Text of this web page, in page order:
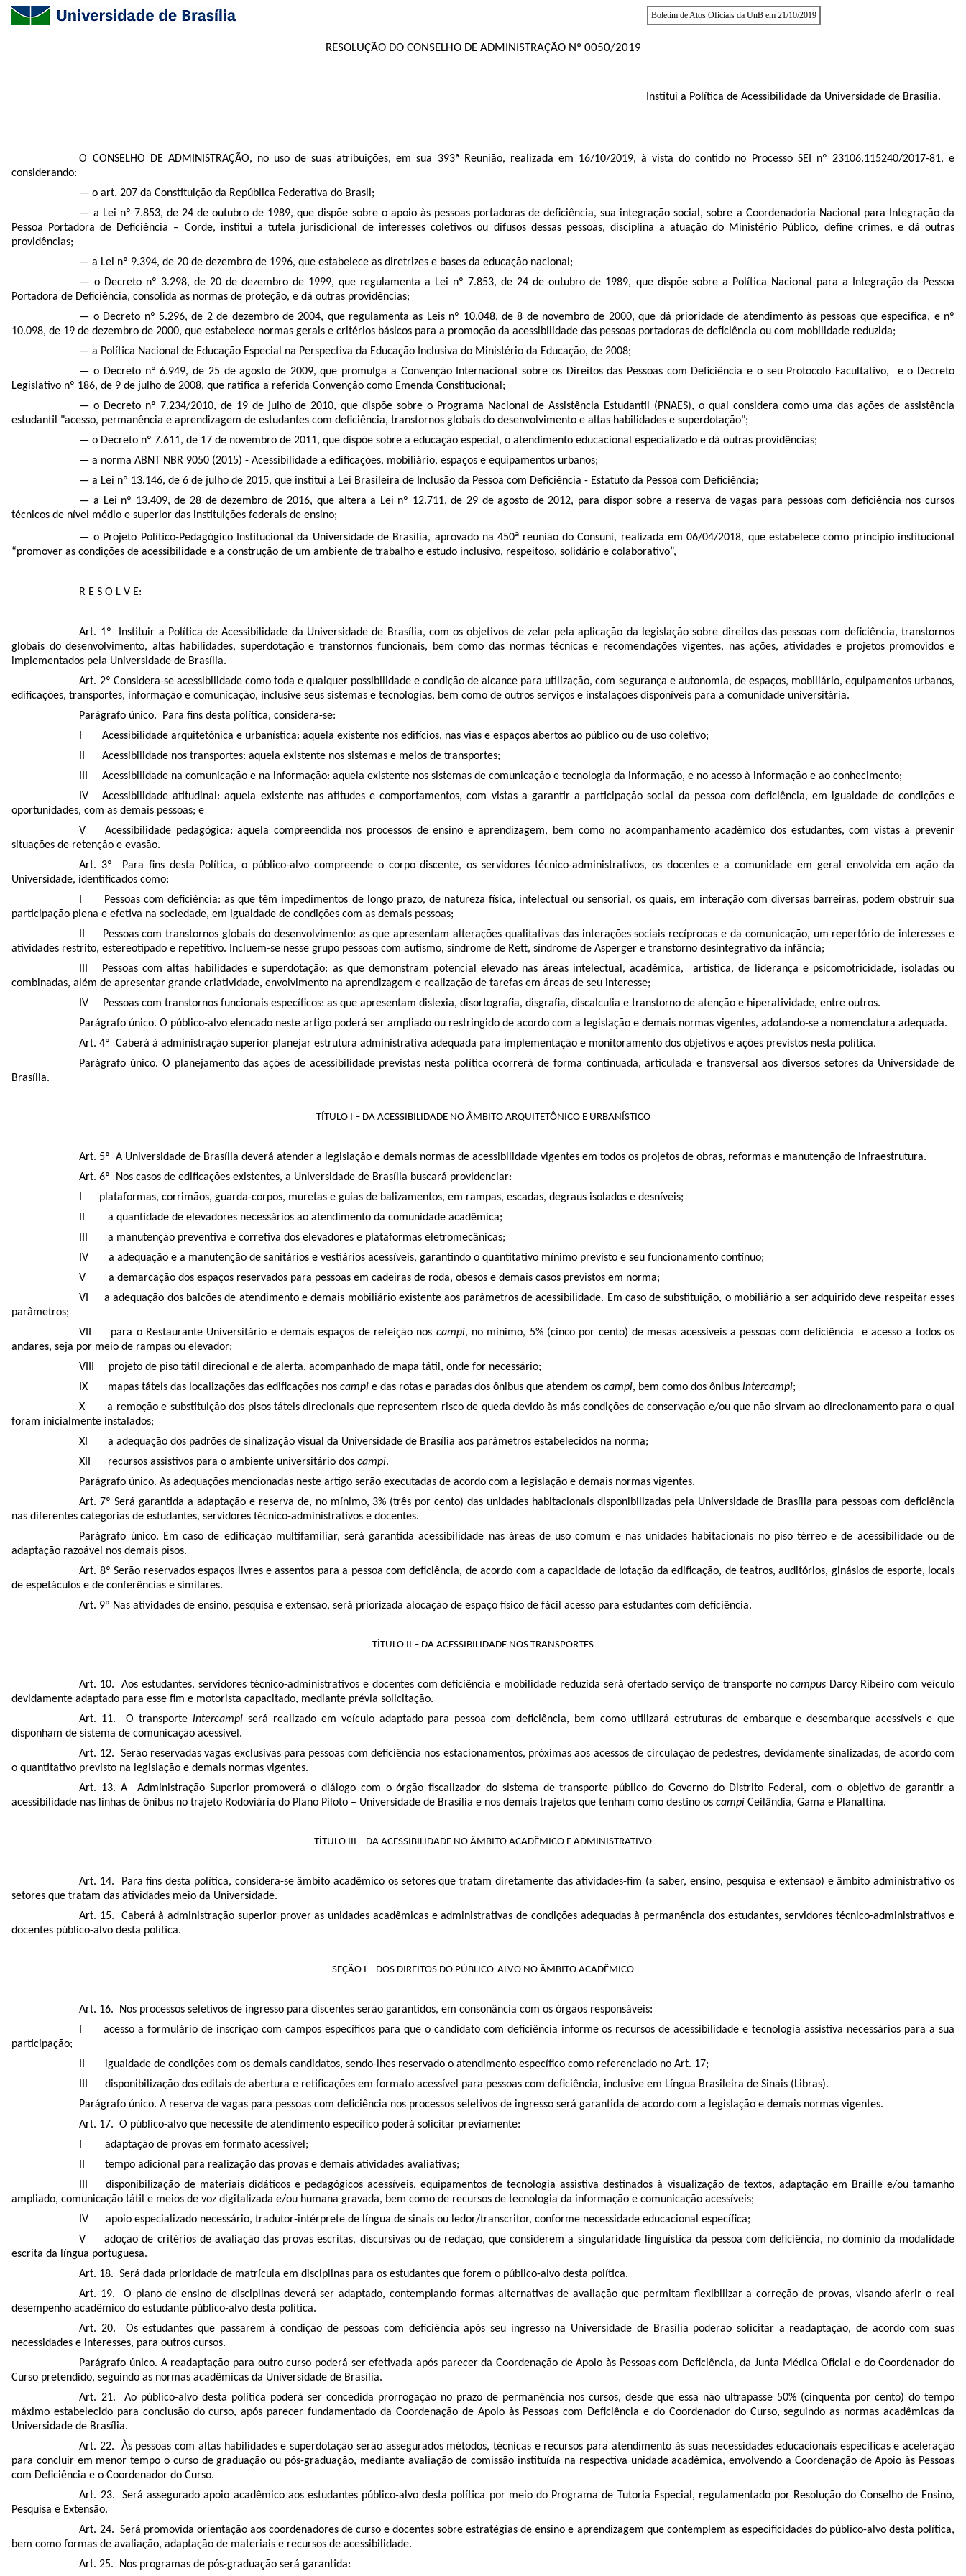
Boletim de Atos Oficiais da UnB em 21/10/2019
RESOLUÇÃO DO CONSELHO DE ADMINISTRAÇÃO Nº 0050/2019
Institui a Política de Acessibilidade da Universidade de Brasília.
O CONSELHO DE ADMINISTRAÇÃO, no uso de suas atribuições, em sua 393ª Reunião, realizada em 16/10/2019, à vista do contido no Processo SEI nº 23106.115240/2017-81, e
considerando:
— o art. 207 da Constituição da República Federativa do Brasil;
— a Lei nº 7.853, de 24 de outubro de 1989, que dispõe sobre o apoio às pessoas portadoras de deficiência, sua integração social, sobre a Coordenadoria Nacional para Integração da
Pessoa Portadora de Deficiência – Corde, institui a tutela jurisdicional de interesses coletivos ou difusos dessas pessoas, disciplina a atuação do Ministério Público, define crimes, e dá outras
providências;
— a Lei nº 9.394, de 20 de dezembro de 1996, que estabelece as diretrizes e bases da educação nacional;
— o Decreto nº 3.298, de 20 de dezembro de 1999, que regulamenta a Lei nº 7.853, de 24 de outubro de 1989, que dispõe sobre a Política Nacional para a Integração da Pessoa
Portadora de Deficiência, consolida as normas de proteção, e dá outras providências;
— o Decreto nº 5.296, de 2 de dezembro de 2004, que regulamenta as Leis nº 10.048, de 8 de novembro de 2000, que dá prioridade de atendimento às pessoas que especifica, e nº
10.098, de 19 de dezembro de 2000, que estabelece normas gerais e critérios básicos para a promoção da acessibilidade das pessoas portadoras de deficiência ou com mobilidade reduzida;
— a Política Nacional de Educação Especial na Perspectiva da Educação Inclusiva do Ministério da Educação, de 2008;
— o Decreto nº 6.949, de 25 de agosto de 2009, que promulga a Convenção Internacional sobre os Direitos das Pessoas com Deficiência e o seu Protocolo Facultativo, e o Decreto
Legislativo nº 186, de 9 de julho de 2008, que ratifica a referida Convenção como Emenda Constitucional;
— o Decreto nº 7.234/2010, de 19 de julho de 2010, que dispõe sobre o Programa Nacional de Assistência Estudantil (PNAES), o qual considera como uma das ações de assistência
estudantil "acesso, permanência e aprendizagem de estudantes com deficiência, transtornos globais do desenvolvimento e altas habilidades e superdotação";
— o Decreto nº 7.611, de 17 de novembro de 2011, que dispõe sobre a educação especial, o atendimento educacional especializado e dá outras providências;
— a norma ABNT NBR 9050 (2015) - Acessibilidade a edificações, mobiliário, espaços e equipamentos urbanos;
— a Lei nº 13.146, de 6 de julho de 2015, que institui a Lei Brasileira de Inclusão da Pessoa com Deficiência - Estatuto da Pessoa com Deficiência;
— a Lei nº 13.409, de 28 de dezembro de 2016, que altera a Lei nº 12.711, de 29 de agosto de 2012, para dispor sobre a reserva de vagas para pessoas com deficiência nos cursos
técnicos de nível médio e superior das instituições federais de ensino;
— o Projeto Político-Pedagógico Institucional da Universidade de Brasília, aprovado na 450a reunião do Consuni, realizada em 06/04/2018, que estabelece como princípio institucional
“promover as condições de acessibilidade e a construção de um ambiente de trabalho e estudo inclusivo, respeitoso, solidário e colaborativo”,
R E S O L V E:
Art. 1º Instituir a Política de Acessibilidade da Universidade de Brasília, com os objetivos de zelar pela aplicação da legislação sobre direitos das pessoas com deficiência, transtornos
globais do desenvolvimento, altas habilidades, superdotação e transtornos funcionais, bem como das normas técnicas e recomendações vigentes, nas ações, atividades e projetos promovidos e
implementados pela Universidade de Brasília.
Art. 2º Considera-se acessibilidade como toda e qualquer possibilidade e condição de alcance para utilização, com segurança e autonomia, de espaços, mobiliário, equipamentos urbanos,
edificações, transportes, informação e comunicação, inclusive seus sistemas e tecnologias, bem como de outros serviços e instalações disponíveis para a comunidade universitária.
Parágrafo único. Para fins desta política, considera-se:
I Acessibilidade arquitetônica e urbanística: aquela existente nos edifícios, nas vias e espaços abertos ao público ou de uso coletivo;
II Acessibilidade nos transportes: aquela existente nos sistemas e meios de transportes;
III Acessibilidade na comunicação e na informação: aquela existente nos sistemas de comunicação e tecnologia da informação, e no acesso à informação e ao conhecimento;
IV Acessibilidade atitudinal: aquela existente nas atitudes e comportamentos, com vistas a garantir a participação social da pessoa com deficiência, em igualdade de condições e
oportunidades, com as demais pessoas; e
V Acessibilidade pedagógica: aquela compreendida nos processos de ensino e aprendizagem, bem como no acompanhamento acadêmico dos estudantes, com vistas a prevenir
situações de retenção e evasão.
Art. 3º Para fins desta Política, o público-alvo compreende o corpo discente, os servidores técnico-administrativos, os docentes e a comunidade em geral envolvida em ação da
Universidade, identificados como:
I Pessoas com deficiência: as que têm impedimentos de longo prazo, de natureza física, intelectual ou sensorial, os quais, em interação com diversas barreiras, podem obstruir sua
participação plena e efetiva na sociedade, em igualdade de condições com as demais pessoas;
II Pessoas com transtornos globais do desenvolvimento: as que apresentam alterações qualitativas das interações sociais recíprocas e da comunicação, um repertório de interesses e
atividades restrito, estereotipado e repetitivo. Incluem-se nesse grupo pessoas com autismo, síndrome de Rett, síndrome de Asperger e transtorno desintegrativo da infância;
III Pessoas com altas habilidades e superdotação: as que demonstram potencial elevado nas áreas intelectual, acadêmica, artística, de liderança e psicomotricidade, isoladas ou
combinadas, além de apresentar grande criatividade, envolvimento na aprendizagem e realização de tarefas em áreas de seu interesse;
IV Pessoas com transtornos funcionais específicos: as que apresentam dislexia, disortografia, disgrafia, discalculia e transtorno de atenção e hiperatividade, entre outros.
Parágrafo único. O público-alvo elencado neste artigo poderá ser ampliado ou restringido de acordo com a legislação e demais normas vigentes, adotando-se a nomenclatura adequada.
Art. 4º Caberá à administração superior planejar estrutura administrativa adequada para implementação e monitoramento dos objetivos e ações previstos nesta política.
Parágrafo único. O planejamento das ações de acessibilidade previstas nesta política ocorrerá de forma continuada, articulada e transversal aos diversos setores da Universidade de
Brasília.
TÍTULO I – DA ACESSIBILIDADE NO ÂMBITO ARQUITETÔNICO E URBANÍSTICO
Art. 5º A Universidade de Brasília deverá atender a legislação e demais normas de acessibilidade vigentes em todos os projetos de obras, reformas e manutenção de infraestrutura.
Art. 6º Nos casos de edificações existentes, a Universidade de Brasília buscará providenciar:
I plataformas, corrimãos, guarda-corpos, muretas e guias de balizamentos, em rampas, escadas, degraus isolados e desníveis;
II a quantidade de elevadores necessários ao atendimento da comunidade acadêmica;
III a manutenção preventiva e corretiva dos elevadores e plataformas eletromecânicas;
IV a adequação e a manutenção de sanitários e vestiários acessíveis, garantindo o quantitativo mínimo previsto e seu funcionamento contínuo;
V a demarcação dos espaços reservados para pessoas em cadeiras de roda, obesos e demais casos previstos em norma;
VI a adequação dos balcões de atendimento e demais mobiliário existente aos parâmetros de acessibilidade. Em caso de substituição, o mobiliário a ser adquirido deve respeitar esses
parâmetros;
VII para o Restaurante Universitário e demais espaços de refeição nos campi, no mínimo, 5% (cinco por cento) de mesas acessíveis a pessoas com deficiência e acesso a todos os
andares, seja por meio de rampas ou elevador;
VIII projeto de piso tátil direcional e de alerta, acompanhado de mapa tátil, onde for necessário;
IX mapas táteis das localizações das edificações noscampi e das rotas e paradas dos ônibus que atendem oscampi, bem como dos ônibusintercampi;
X a remoção e substituição dos pisos táteis direcionais que representem risco de queda devido às más condições de conservação e/ou que não sirvam ao direcionamento para o qual
foram inicialmente instalados;
XI a adequação dos padrões de sinalização visual da Universidade de Brasília aos parâmetros estabelecidos na norma;
XII recursos assistivos para o ambiente universitário doscampi.
Parágrafo único. As adequações mencionadas neste artigo serão executadas de acordo com a legislação e demais normas vigentes.
Art. 7º Será garantida a adaptação e reserva de, no mínimo, 3% (três por cento) das unidades habitacionais disponibilizadas pela Universidade de Brasília para pessoas com deficiência
nas diferentes categorias de estudantes, servidores técnico-administrativos e docentes.
Parágrafo único. Em caso de edificação multifamiliar, será garantida acessibilidade nas áreas de uso comum e nas unidades habitacionais no piso térreo e de acessibilidade ou de
adaptação razoável nos demais pisos.
Art. 8º Serão reservados espaços livres e assentos para a pessoa com deficiência, de acordo com a capacidade de lotação da edificação, de teatros, auditórios, ginásios de esporte, locais
de espetáculos e de conferências e similares.
Art. 9º Nas atividades de ensino, pesquisa e extensão, será priorizada alocação de espaço físico de fácil acesso para estudantes com deficiência.
TÍTULO II – DA ACESSIBILIDADE NOS TRANSPORTES
Art. 10. Aos estudantes, servidores técnico-administrativos e docentes com deficiência e mobilidade reduzida será ofertado serviço de transporte nocampus Darcy Ribeiro com veículo
devidamente adaptado para esse fim e motorista capacitado, mediante prévia solicitação.
Art. 11. O transporte intercampi será realizado em veículo adaptado para pessoa com deficiência, bem como utilizará estruturas de embarque e desembarque acessíveis e que
disponham de sistema de comunicação acessível.
Art. 12. Serão reservadas vagas exclusivas para pessoas com deficiência nos estacionamentos, próximas aos acessos de circulação de pedestres, devidamente sinalizadas, de acordo com
o quantitativo previsto na legislação e demais normas vigentes.
Art. 13. A Administração Superior promoverá o diálogo com o órgão fiscalizador do sistema de transporte público do Governo do Distrito Federal, com o objetivo de garantir a
acessibilidade nas linhas de ônibus no trajeto Rodoviária do Plano Piloto – Universidade de Brasília e nos demais trajetos que tenham como destino os campi Ceilândia, Gama e Planaltina.
TÍTULO III – DA ACESSIBILIDADE NO ÂMBITO ACADÊMICO E ADMINISTRATIVO
Art. 14. Para fins desta política, considera-se âmbito acadêmico os setores que tratam diretamente das atividades-fim (a saber, ensino, pesquisa e extensão) e âmbito administrativo os
setores que tratam das atividades meio da Universidade.
Art. 15. Caberá à administração superior prover as unidades acadêmicas e administrativas de condições adequadas à permanência dos estudantes, servidores técnico-administrativos e
docentes público-alvo desta política.
SEÇÃO I – DOS DIREITOS DO PÚBLICO-ALVO NO ÂMBITO ACADÊMICO
Art. 16. Nos processos seletivos de ingresso para discentes serão garantidos, em consonância com os órgãos responsáveis:
I acesso a formulário de inscrição com campos específicos para que o candidato com deficiência informe os recursos de acessibilidade e tecnologia assistiva necessários para a sua
participação;
II igualdade de condições com os demais candidatos, sendo-lhes reservado o atendimento específico como referenciado no Art. 17;
III disponibilização dos editais de abertura e retificações em formato acessível para pessoas com deficiência, inclusive em Língua Brasileira de Sinais (Libras).
Parágrafo único. A reserva de vagas para pessoas com deficiência nos processos seletivos de ingresso será garantida de acordo com a legislação e demais normas vigentes.
Art. 17. O público-alvo que necessite de atendimento específico poderá solicitar previamente:
I adaptação de provas em formato acessível;
II tempo adicional para realização das provas e demais atividades avaliativas;
III disponibilização de materiais didáticos e pedagógicos acessíveis, equipamentos de tecnologia assistiva destinados à visualização de textos, adaptação em Braille e/ou tamanho
ampliado, comunicação tátil e meios de voz digitalizada e/ou humana gravada, bem como de recursos de tecnologia da informação e comunicação acessíveis;
IV apoio especializado necessário, tradutor-intérprete de língua de sinais ou ledor/transcritor, conforme necessidade educacional específica;
V adoção de critérios de avaliação das provas escritas, discursivas ou de redação, que considerem a singularidade linguística da pessoa com deficiência, no domínio da modalidade
escrita da língua portuguesa.
Art. 18. Será dada prioridade de matrícula em disciplinas para os estudantes que forem o público-alvo desta política.
Art. 19. O plano de ensino de disciplinas deverá ser adaptado, contemplando formas alternativas de avaliação que permitam flexibilizar a correção de provas, visando aferir o real
desempenho acadêmico do estudante público-alvo desta política.
Art. 20. Os estudantes que passarem à condição de pessoas com deficiência após seu ingresso na Universidade de Brasília poderão solicitar a readaptação, de acordo com suas
necessidades e interesses, para outros cursos.
Parágrafo único. A readaptação para outro curso poderá ser efetivada após parecer da Coordenação de Apoio às Pessoas com Deficiência, da Junta Médica Oficial e do Coordenador do
Curso pretendido, seguindo as normas acadêmicas da Universidade de Brasília.
Art. 21. Ao público-alvo desta política poderá ser concedida prorrogação no prazo de permanência nos cursos, desde que essa não ultrapasse 50% (cinquenta por cento) do tempo
máximo estabelecido para conclusão do curso, após parecer fundamentado da Coordenação de Apoio às Pessoas com Deficiência e do Coordenador do Curso, seguindo as normas acadêmicas da
Universidade de Brasília.
Art. 22. Às pessoas com altas habilidades e superdotação serão assegurados métodos, técnicas e recursos para atendimento às suas necessidades educacionais específicas e aceleração
para concluir em menor tempo o curso de graduação ou pós-graduação, mediante avaliação de comissão instituída na respectiva unidade acadêmica, envolvendo a Coordenação de Apoio às Pessoas
com Deficiência e o Coordenador do Curso.
Art. 23. Será assegurado apoio acadêmico aos estudantes público-alvo desta política por meio do Programa de Tutoria Especial, regulamentado por Resolução do Conselho de Ensino,
Pesquisa e Extensão.
Art. 24. Será promovida orientação aos coordenadores de curso e docentes sobre estratégias de ensino e aprendizagem que contemplem as especificidades do público-alvo desta política,
bem como formas de avaliação, adaptação de materiais e recursos de acessibilidade.
Art. 25. Nos programas de pós-graduação será garantida: